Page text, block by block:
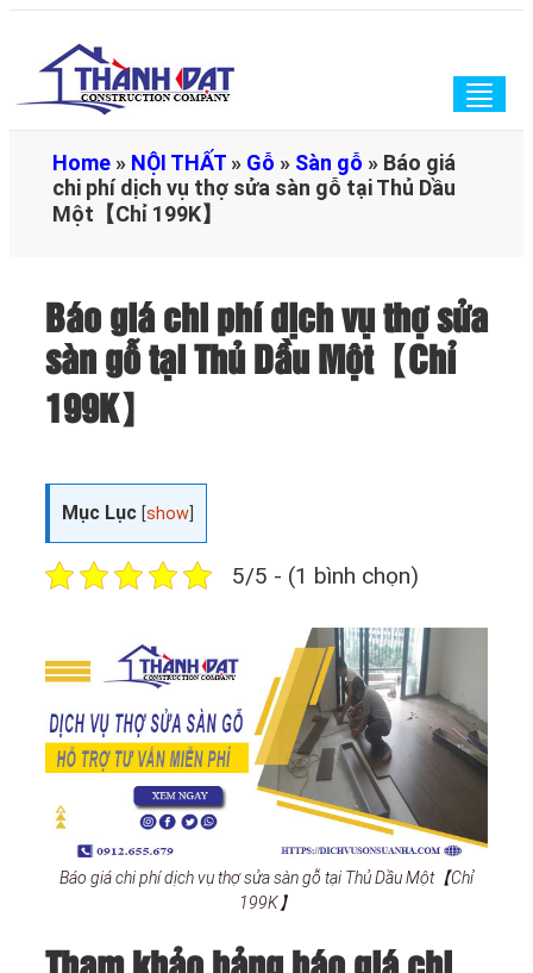
Home » NỘI THẤT » Gỗ » Sàn gỗ » Báo giá
chi phí dịch vụ thợ sửa sàn gỗ tại Thủ Dầu
Một【Chỉ 199K】
Báo giá chi phí dịch vụ thợ sửa
sàn gỗ tại Thủ Dầu Một【Chỉ
199K】
Mục Lục [show
5/5 - (1 bình chọn)
Báo giá chi phí dịch vụ thợ sửa sàn gỗ tại Thủ Dầu Một【Chỉ
199K】